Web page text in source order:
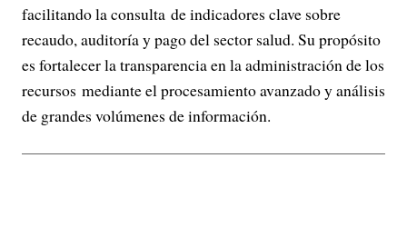
facilitando la consulta de indicadores clave sobre
recaudo, auditoría y pago del sector salud. Su propósito
es fortalecer la transparencia en la administración de los
recursos mediante el procesamiento avanzado y análisis
de grandes volúmenes de información.